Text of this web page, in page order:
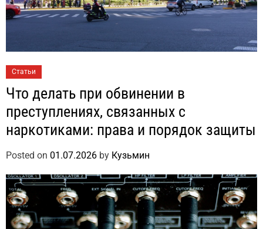
Статьи
Что делать при обвинении в
преступлениях, связанных с
наркотиками: права и порядок защиты
Posted on 01.07.2026 by Кузьмин